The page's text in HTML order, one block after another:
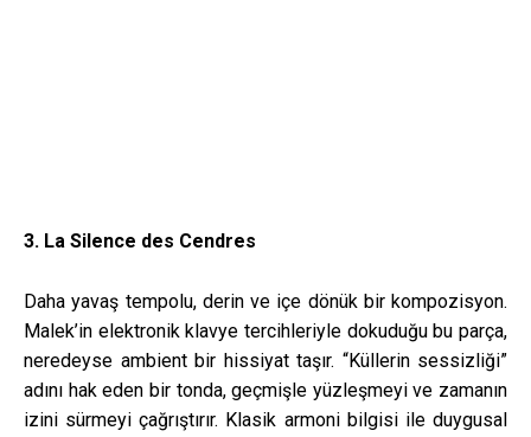
3. La Silence des Cendres
Daha yavaş tempolu, derin ve içe dönük bir kompozisyon.
Malek’in elektronik klavye tercihleriyle dokuduğu bu parça,
neredeyse ambient bir hissiyat taşır. “Küllerin sessizliği”
adını hak eden bir tonda, geçmişle yüzleşmeyi ve zamanın
izini sürmeyi çağrıştırır. Klasik armoni bilgisi ile duygusal